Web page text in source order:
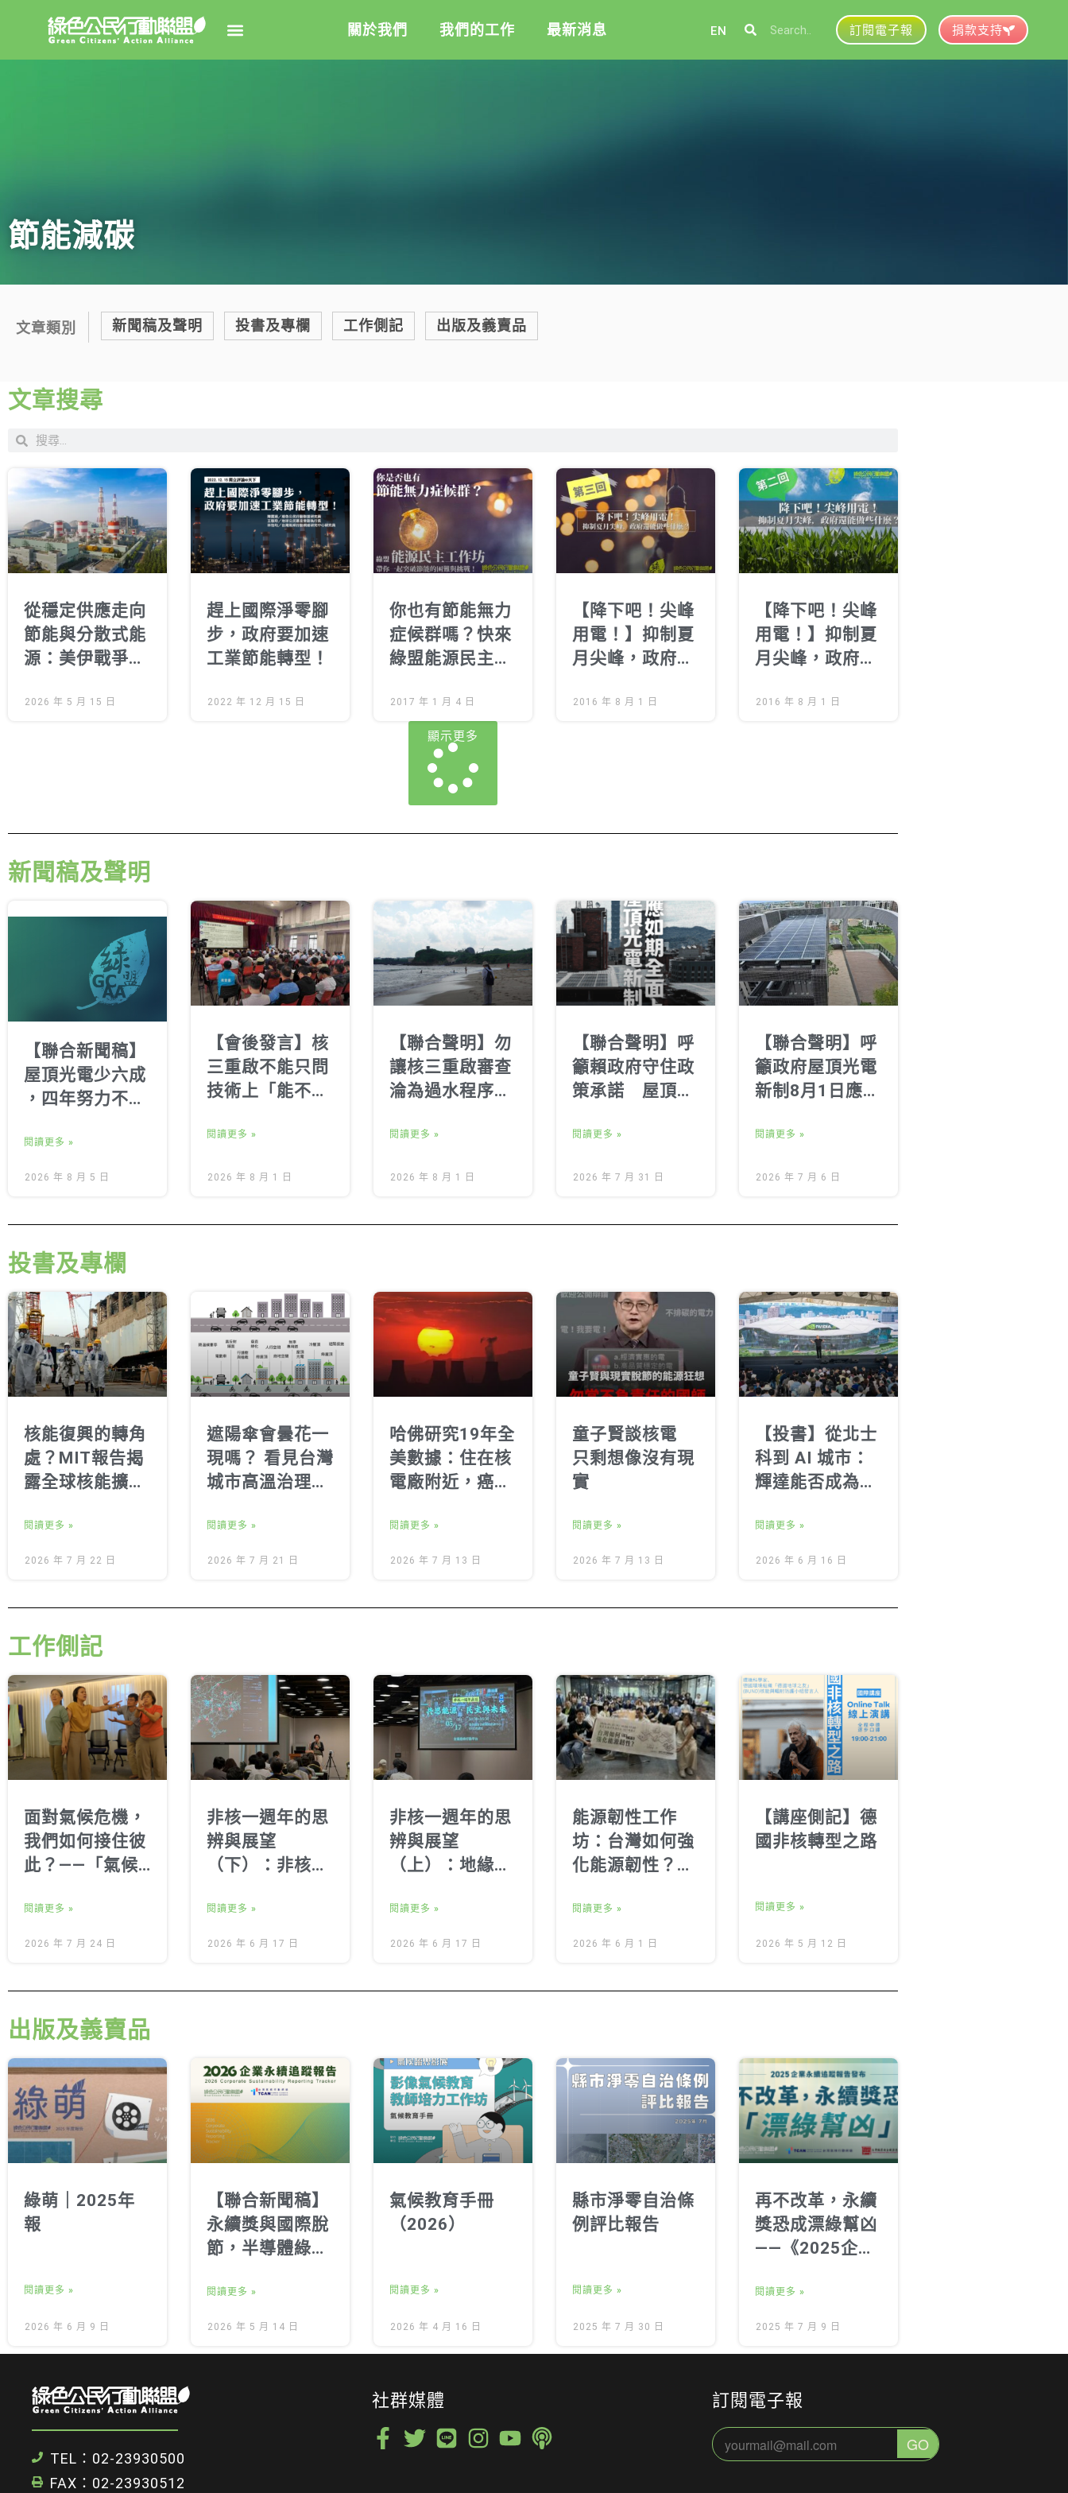
關於我們 我們的工作 最新消息 EN 訂閱電子報 捐款支持
節能減碳
文章類別 新聞稿及聲明 投書及專欄 工作側記 出版及義賣品
文章搜尋
從穩定供應走向
節能與分散式能
源：美伊戰爭
源韌性
2026 年 5 月 15 日
趕上國際淨零腳
步，政府要加速
工業節能轉型！
2022 年 12 月 15 日
你也有節能無力
症候群嗎？快來
綠盟能源民主工
2017 年 1 月 4 日
【降下吧！尖峰
用電！】抑制夏
月尖峰，政府與
麼？第三回
2016 年 8 月 1 日
【降下吧！尖峰
用電！】抑制夏
月尖峰，政府與
麼？第二回
2016 年 8 月 1 日
顯示更多
新聞稿及聲明
【聯合新聞稿】
屋頂光電少六成
，四年努力不如
絕半套光電，年
底歸還公民完整
閱讀更多 »
2026 年 8 月 5 日
【會後發言】核
三重啟不能只問
技術上「能不能
齊喊：核安、環
都不能跳過
閱讀更多 »
2026 年 8 月 1 日
【聯合聲明】勿
讓核三重啟審查
淪為過水程序！
意，嚴審核安及
閱讀更多 »
2026 年 8 月 1 日
【聯合聲明】呼
籲賴政府守住政
策承諾 屋頂光
期全面實施
閱讀更多 »
2026 年 7 月 31 日
【聯合聲明】呼
籲政府屋頂光電
新制8月1日應如
閱讀更多 »
2026 年 7 月 6 日
投書及專欄
核能復興的轉角
處？MIT報告揭
露全球核能擴張
閱讀更多 »
2026 年 7 月 22 日
遮陽傘會曇花一
現嗎？ 看見台灣
城市高溫治理的
閱讀更多 »
2026 年 7 月 21 日
哈佛研究19年全
美數據：住在核
電廠附近，癌症
高？
閱讀更多 »
2026 年 7 月 13 日
童子賢談核電
只剩想像沒有現
實
閱讀更多 »
2026 年 7 月 13 日
【投書】從北士
科到 AI 城市：
輝達能否成為能
者？
閱讀更多 »
2026 年 6 月 16 日
工作側記
面對氣候危機，
我們如何接住彼
此？——「氣候
人一故事劇場與
心理健康探索」
閱讀更多 »
2026 年 7 月 24 日
非核一週年的思
辨與展望
（下）：非核家
會意義與未來挑
戰
閱讀更多 »
2026 年 6 月 17 日
非核一週年的思
辨與展望
（上）：地緣政
的台灣能源民主
閱讀更多 »
2026 年 6 月 17 日
能源韌性工作
坊：台灣如何強
化能源韌性？跨
的行動藍圖
閱讀更多 »
2026 年 6 月 1 日
【講座側記】德
國非核轉型之路
閱讀更多 »
2026 年 5 月 12 日
出版及義賣品
綠萌｜2025年
報
閱讀更多 »
2026 年 6 月 9 日
【聯合新聞稿】
永續獎與國際脫
節，半導體綠電
業永續追蹤報
告》發布
閱讀更多 »
2026 年 5 月 14 日
氣候教育手冊
（2026）
閱讀更多 »
2026 年 4 月 16 日
縣市淨零自治條
例評比報告
閱讀更多 »
2025 年 7 月 30 日
再不改革，永續
獎恐成漂綠幫凶
——《2025企業
發布記者會
閱讀更多 »
2025 年 7 月 9 日
TEL：02-23930500
FAX：02-23930512
社群媒體 訂閱電子報